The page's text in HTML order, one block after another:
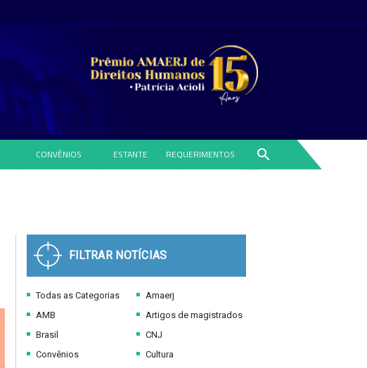
CONVÊNIOS ESTANTE REQUERIMENTOS search
FILTRAR NOTÍCIAS
Todas as Categorias
AMB
Brasil
Convênios
Amaerj
Artigos de magistrados
CNJ
Cultura